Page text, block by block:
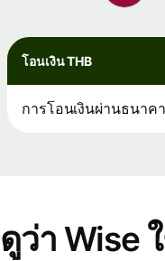
โอนเงิน THB
การโอนเงินผ่านธนาค
ดูว่า Wise